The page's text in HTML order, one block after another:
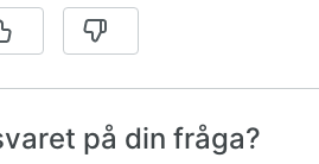
på din fråga?